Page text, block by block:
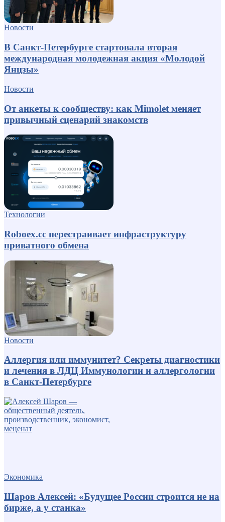
Новости
В Санкт-Петербурге стартовала вторая
международная молодежная акция «Молодой
Янцзы»
Новости
От анкеты к сообществу: как Mimolet меняет
привычный сценарий знакомств
Технологии
Roboex.cc перестраивает инфраструктуру
приватного обмена
Новости
Аллергия или иммунитет? Секреты диагностики
и лечения в ЛДЦ Иммунологии и аллергологии
в Санкт-Петербурге
Экономика
Шаров Алексей: «Будущее России строится не на
бирже, а у станка»